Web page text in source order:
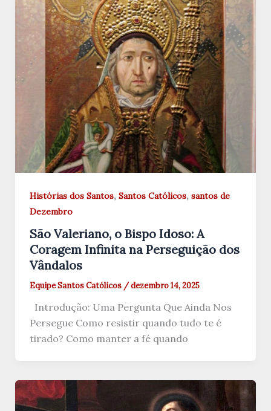
Histórias dos Santos, Santos Católicos, santos de
Dezembro
São Valeriano, o Bispo Idoso: A
Coragem Infinita na Perseguição dos
Vândalos
Equipe Santos Católicos /dezembro 14, 2025
Introdução: Uma Pergunta Que Ainda Nos
Persegue Como resistir quando tudo te é
tirado? Como manter a fé quando